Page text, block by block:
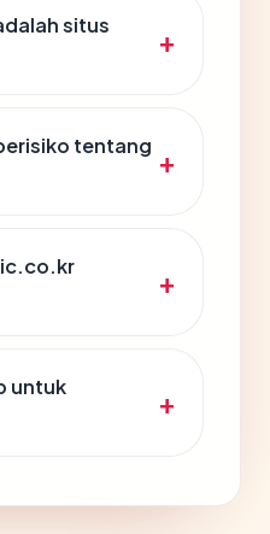
situs
tentang
untuk